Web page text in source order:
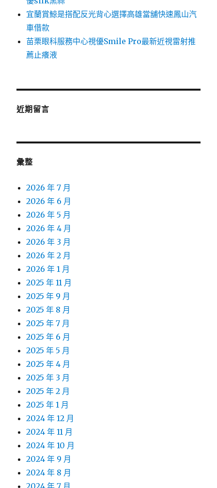
宜蘭賞鯨是搭配反光背心選擇高雄當舖快速鳳山汽
車借款
苗栗眼科服務中心視優Smile Pro最新近視雷射推
薦止癢液
近期留言
彙整
2026 年 7 月
2026 年 6 月
2026 年 5 月
2026 年 4 月
2026 年 3 月
2026 年 2 月
2026 年 1 月
2025 年 11 月
2025 年 9 月
2025 年 8 月
2025 年 7 月
2025 年 6 月
2025 年 5 月
2025 年 4 月
2025 年 3 月
2025 年 2 月
2025 年 1 月
2024 年 12 月
2024 年 11 月
2024 年 10 月
2024 年 9 月
2024 年 8 月